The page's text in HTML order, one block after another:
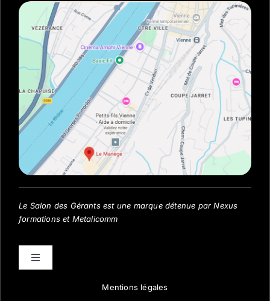
Le Salon des Gérants est une marque détenue par Nexus
formations et Metalicomm
Toggle
Mentions légales